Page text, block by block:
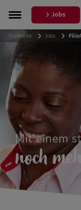
Jobs
Startseite Jobs
Mit einem
noch